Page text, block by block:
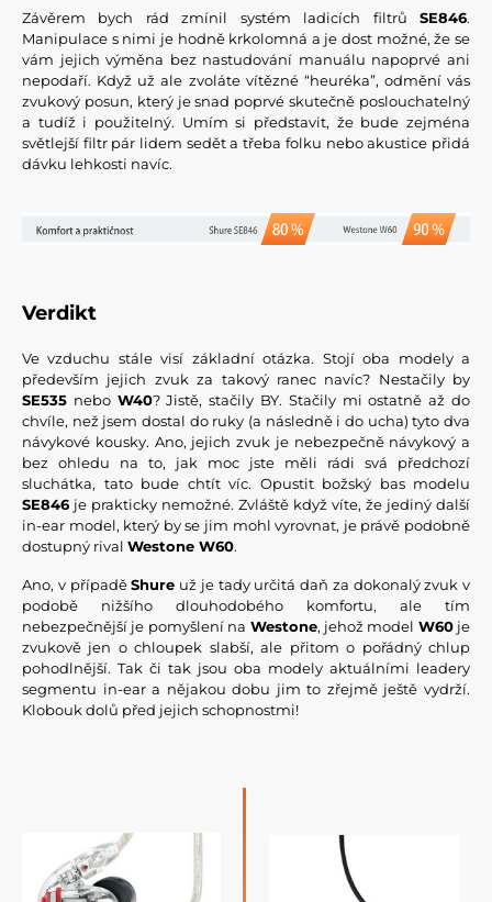
Závěrem bych rád zmínil systém ladicích filtrů SE846.
Manipulace s nimi je hodně krkolomná a je dost možné, že se
vám jejich výměna bez nastudování manuálu napoprvé ani
nepodaří. Když už ale zvoláte vítězné “heuréka”, odmění vás
zvukový posun, který je snad poprvé skutečně poslouchatelný
a tudíž i použitelný. Umím si představit, že bude zejména
světlejší filtr pár lidem sedět a třeba folku nebo akustice přidá
dávku lehkosti navíc.
Verdikt
Ve vzduchu stále visí základní otázka. Stojí oba modely a
především jejich zvuk za takový ranec navíc? Nestačily by
SE535 nebo W40? Jistě, stačily BY. Stačily mi ostatně až do
chvíle, než jsem dostal do ruky (a následně i do ucha) tyto dva
návykové kousky. Ano, jejich zvuk je nebezpečně návykový a
bez ohledu na to, jak moc jste měli rádi svá předchozí
sluchátka, tato bude chtít víc. Opustit božský bas modelu
SE846 je prakticky nemožné. Zvláště když víte, že jediný další
in-ear model, který by se jim mohl vyrovnat, je právě podobně
dostupný rival Westone W60.
Ano, v případěShure už je tady určitá daň za dokonalý zvuk v
podobě nižšího dlouhodobého komfortu, ale tím
nebezpečnější je pomyšlení na Westone, jehož model W60je
zvukově jen o chloupek slabší, ale přitom o pořádný chlup
pohodlnější. Tak či tak jsou oba modely aktuálními leadery
segmentu in-ear a nějakou dobu jim to zřejmě ještě vydrží.
Klobouk dolů před jejich schopnostmi!